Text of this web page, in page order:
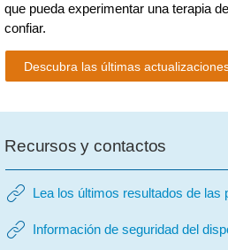
que pueda experimentar una terapia
confiar.
Descubra las últimas
Recursos y contactos
Lea los últimos resultados de las
Información de seguridad del